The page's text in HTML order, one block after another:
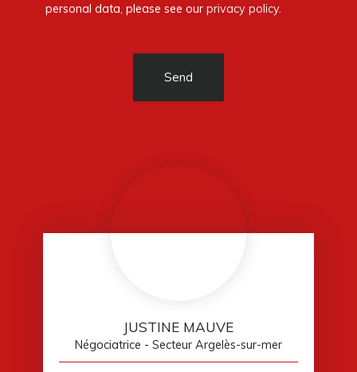
personal data, please see our privacy policy.
Send
JUSTINE MAUVE
Négociatrice - Secteur Argelès-sur-mer